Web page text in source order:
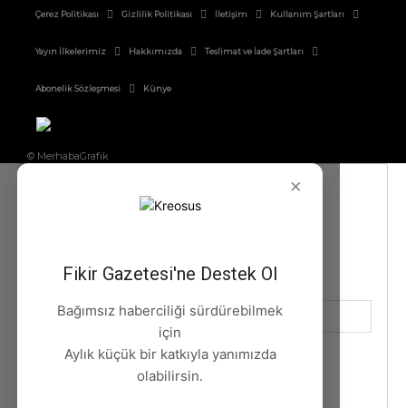
Çerez Politikası Gizlilik Politikası İletişim Kullanım Şartları
Yayın İlkelerimiz Hakkımızda Teslimat ve İade Şartları
Abonelik Sözleşmesi Künye
© MerhabaGrafik
×
Fikir Gazetesi'ne Destek Ol
Bağımsız haberciliği sürdürebilmek
için
Aylık küçük bir katkıyla yanımızda
olabilirsin.